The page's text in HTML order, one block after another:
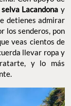
Lacandona y
detienes admirar
los senderos, pon
veas cientos de
llevar ropa y
y lo más